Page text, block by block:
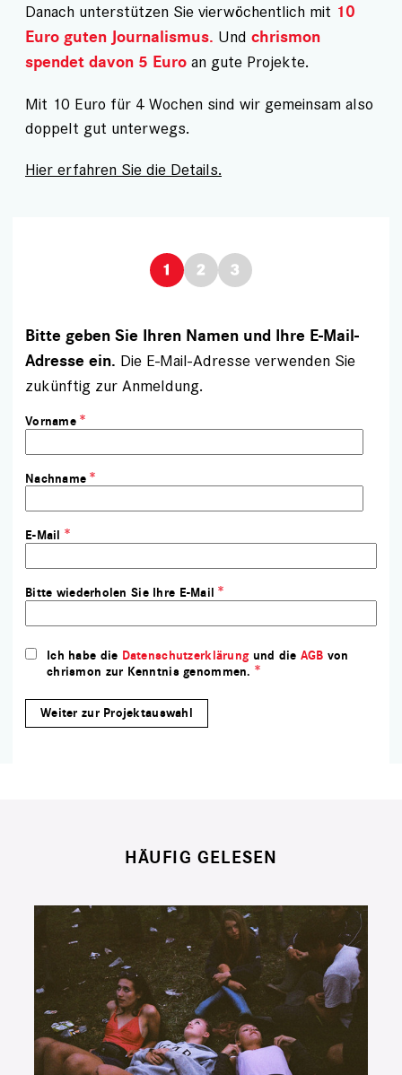
Danach unterstützen Sie vierwöchentlich mit 10
Euro guten Journalismus. Und chrismon
spendet davon 5 Euro an gute Projekte.
Mit 10 Euro für 4 Wochen sind wir gemeinsam also
doppelt gut unterwegs.
Hier erfahren Sie die Details.
Bitte geben Sie Ihren Namen und Ihre E-Mail-
Adresse ein. Die E-Mail-Adresse verwenden Sie
zukünftig zur Anmeldung.
Vorname
Nachname
E-Mail
Bitte wiederholen Sie Ihre E-Mail
Ich habe die Datenschutzerklärungund die AGB von
chrismon zur Kenntnis genommen.
HÄUFIG GELESEN